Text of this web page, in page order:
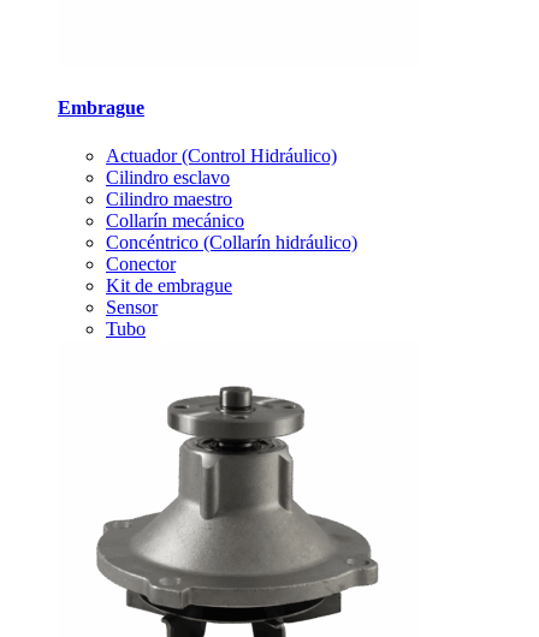
Embrague
Actuador (Control Hidráulico)
Cilindro esclavo
Cilindro maestro
Collarín mecánico
Concéntrico (Collarín hidráulico)
Conector
Kit de embrague
Sensor
Tubo